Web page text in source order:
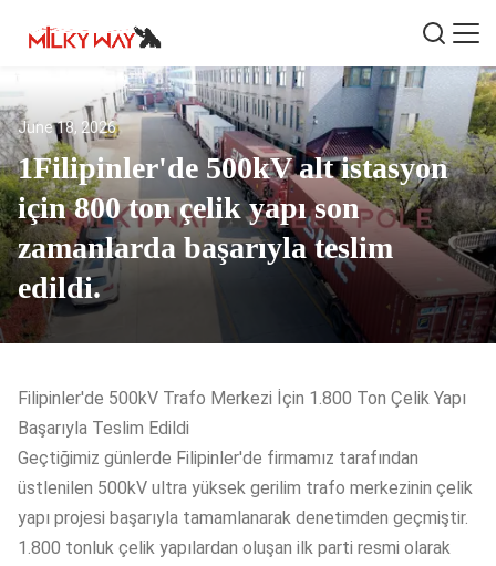
June 18, 2026
1Filipinler'de 500kV alt istasyon
için 800 ton çelik yapı son
zamanlarda başarıyla teslim
edildi.
Filipinler'de 500kV Trafo Merkezi İçin 1.800 Ton Çelik Yapı
Başarıyla Teslim Edildi
Geçtiğimiz günlerde Filipinler'de firmamız tarafından
üstlenilen 500kV ultra yüksek gerilim trafo merkezinin çelik
yapı projesi başarıyla tamamlanarak denetimden geçmiştir.
1.800 tonluk çelik yapılardan oluşan ilk parti resmi olarak